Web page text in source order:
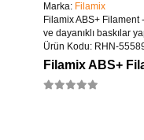
Marka: Filamix
Filamix ABS+
ve dayanıklı baskılar
Ürün Kodu: RHN-
Filamix ABS+